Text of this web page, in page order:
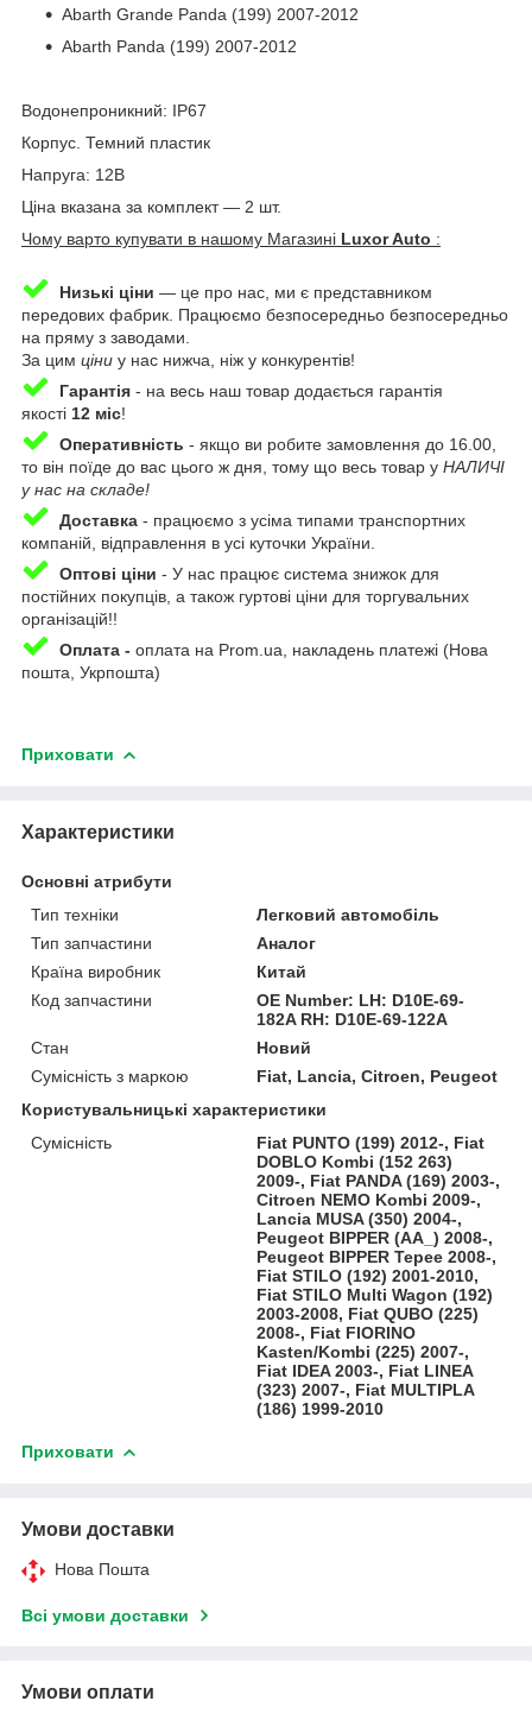
Abarth Grande Panda (199) 2007-2012
Abarth Panda (199) 2007-2012
Водонепроникний: IP67
Корпус. Темний пластик
Напруга: 12В
Ціна вказана за комплект — 2 шт.
Чому варто купувати в нашому Магазині Luxor Auto :
Низькі ціни — це про нас, ми є представником
передових фабрик. Працюємо безпосередньо безпосередньо
на пряму з заводами.
За цим ціни у нас нижча, ніж у конкурентів!
Гарантія - на весь наш товар додається гарантія
якості 12 міс!
Оперативність - якщо ви робите замовлення до 16.00,
то він поїде до вас цього ж дня, тому що весь товар у НАЛИЧІ
у нас на складе!
Доставка - працюємо з усіма типами транспортних
компаній, відправлення в усі куточки України.
Оптові ціни - У нас працює система знижок для
постійних покупців, а також гуртові ціни для торгувальних
організацій!!
Оплата - оплата на Prom.ua, накладень платежі (Нова
пошта, Укрпошта)
Приховати
Характеристики
Основні атрибути
Тип техніки
Легковий автомобіль
Тип запчастини
Аналог
Країна виробник
Китай
Код запчастини
OE Number: LH: D10E-69-
182A RH: D10E-69-122A
Стан
Новий
Сумісність з маркою
Fiat, Lancia, Citroen, Peugeot
Користувальницькі характеристики
Сумісність
Fiat PUNTO (199) 2012-, Fiat
DOBLO Kombi (152 263)
2009-, Fiat PANDA (169) 2003-,
Citroen NEMO Kombi 2009-,
Lancia MUSA (350) 2004-,
Peugeot BIPPER (AA_) 2008-,
Peugeot BIPPER Tepee 2008-,
Fiat STILO (192) 2001-2010,
Fiat STILO Multi Wagon (192)
2003-2008, Fiat QUBO (225)
2008-, Fiat FIORINO
Kasten/Kombi (225) 2007-,
Fiat IDEA 2003-, Fiat LINEA
(323) 2007-, Fiat MULTIPLA
(186) 1999-2010
Приховати
Умови доставки
Нова Пошта
Всі умови доставки
Умови оплати